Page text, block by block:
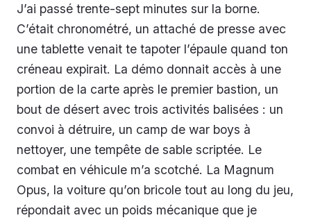
J’ai passé trente-sept minutes sur la borne.
C’était chronométré, un attaché de presse avec
une tablette venait te tapoter l’épaule quand ton
créneau expirait. La démo donnait accès à une
portion de la carte après le premier bastion, un
bout de désert avec trois activités balisées : un
convoi à détruire, un camp de war boys à
nettoyer, une tempête de sable scriptée. Le
combat en véhicule m’a scotché. La Magnum
Opus, la voiture qu’on bricole tout au long du jeu,
répondait avec un poids mécanique que je